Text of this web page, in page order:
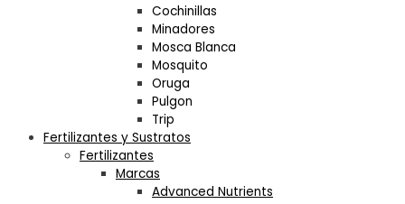
Cochinillas
Minadores
Mosca Blanca
Mosquito
Oruga
Pulgon
Trip
Fertilizantes y Sustratos
Fertilizantes
Marcas
Advanced Nutrients